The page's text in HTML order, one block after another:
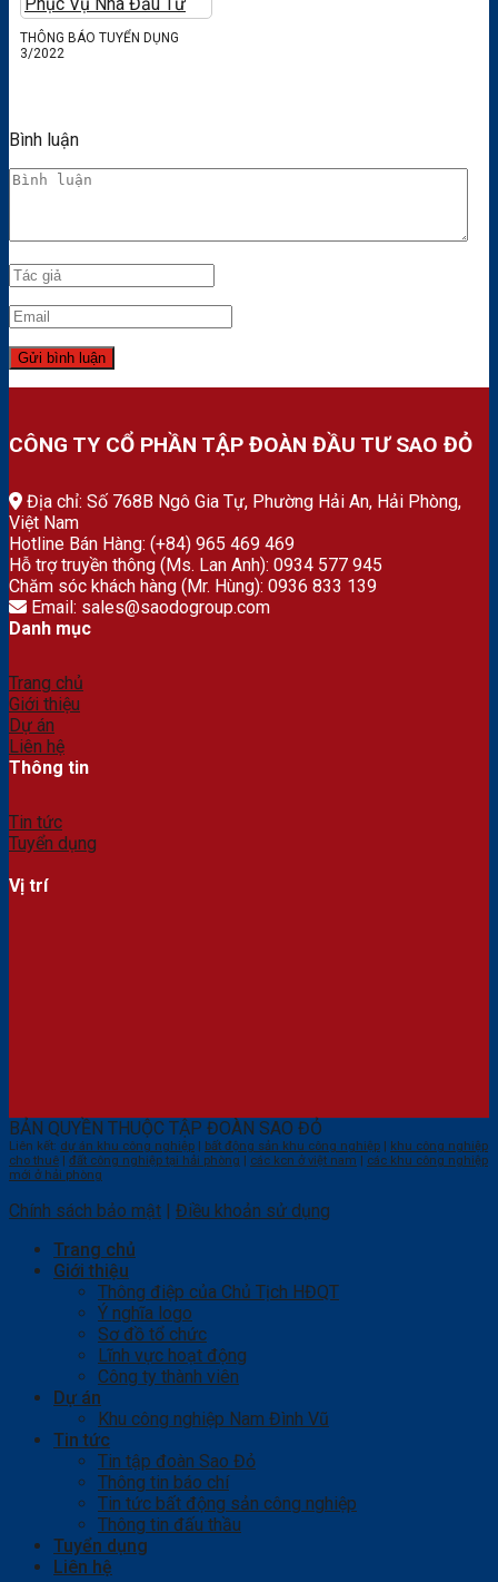
THÔNG BÁO TUYỂN DỤNG
3/2022
Bình luận
CÔNG TY CỔ PHẦN TẬP ĐOÀN ĐẦU TƯ SAO ĐỎ
Địa chỉ: Số 768B Ngô Gia Tự, Phường Hải An, Hải Phòng,
Việt Nam
Hotline Bán Hàng: (+84) 965 469 469
Hỗ trợ truyền thông (Ms. Lan Anh): 0934 577 945
Chăm sóc khách hàng (Mr. Hùng): 0936 833 139
Email: sales@saodogroup.com
Danh mục
Trang chủ
Giới thiệu
Dự án
Liên hệ
Thông tin
Tin tức
Tuyển dụng
Vị trí
BẢN QUYỀN THUỘC TẬP ĐOÀN SAO ĐỎ
Liên kết: dự án khu công nghiệp | bất động sản khu công nghiệp | khu công nghiệp
cho thuê | đất công nghiệp tại hải phòng | các kcn ở việt nam | các khu công nghiệp
mới ở hải phòng
Chính sách bảo mật | Điều khoản sử dụng
Trang chủ
Giới thiệu
Thông điệp của Chủ Tịch HĐQT
Ý nghĩa logo
Sơ đồ tổ chức
Lĩnh vực hoạt động
Công ty thành viên
Dự án
Khu công nghiệp Nam Đình Vũ
Tin tức
Tin tập đoàn Sao Đỏ
Thông tin báo chí
Tin tức bất động sản công nghiệp
Thông tin đấu thầu
Tuyển dụng
Liên hệ